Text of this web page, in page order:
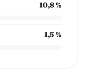
10,8 %
1,5 %